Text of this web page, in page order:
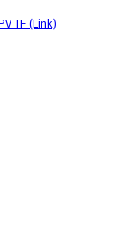
TF (Link)